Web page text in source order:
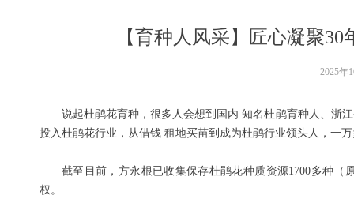
【育种人风采】匠心凝聚
说起杜鹃花育种，很多人会想到国内 知名杜鹃育种人、浙
投入杜鹃花行业，从借钱 租地买苗到成为杜鹃行业领头人，一
截至目前，方永根已收集保存杜鹃花种质资源1700多种（
权。
2025年